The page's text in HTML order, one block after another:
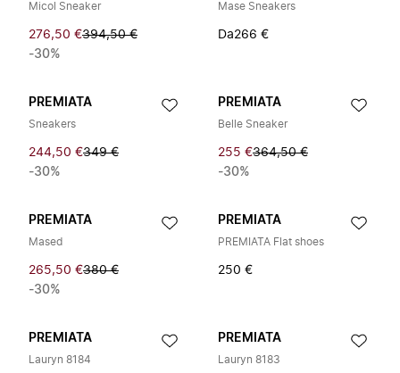
Micol Sneaker
276,50 €394,50 €
-30%
Mase Sneakers
Da266 €
PREMIATA
Sneakers
244,50 €349 €
-30%
PREMIATA
Belle Sneaker
255 €364,50 €
-30%
PREMIATA
Mased
265,50 €380 €
-30%
PREMIATA
PREMIATA Flat shoes
250 €
PREMIATA
Lauryn 8184
PREMIATA
Lauryn 8183